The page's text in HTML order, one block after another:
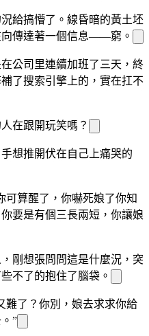
況給搞懵了。 線昏暗的黃土坯
傳達著一個信息——窮。
公司里連續加班了三天，終
了搜索引擎上的 ，實在扛不
在跟開玩笑嗎？
手想推開伏在自己 上痛哭的
可算醒了，你嚇死娘了你知
要是有個三長兩短，你讓娘
，剛想張問問這是什麼況，突
不了的抱住了腦袋。
難了？你別 ，娘去求求你給
”